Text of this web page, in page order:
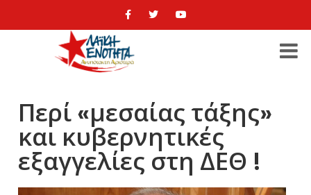
Περί «μεσαίας τάξης»
και κυβερνητικές
εξαγγελίες στη ΔΕΘ !